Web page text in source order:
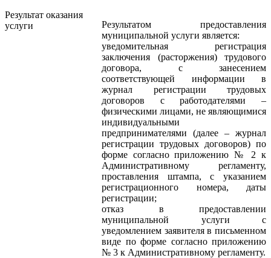
Результат оказания
услуги
Результатом предоставления
муниципальной услуги является:
уведомительная регистрация
заключения (расторжения) трудового
договора, с занесением
соответствующей информации в
журнал регистрации трудовых
договоров с работодателями –
физическими лицами, не являющимися
индивидуальными
предпринимателями (далее – журнал
регистрации трудовых договоров) по
форме согласно приложению № 2 к
Административному регламенту,
проставления штампа, с указанием
регистрационного номера, даты
регистрации;
отказ в предоставлении
муниципальной услуги с
уведомлением заявителя в письменном
виде по форме согласно приложению
№ 3 к Административному регламенту.